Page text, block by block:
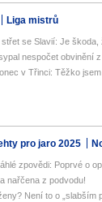
Liga mistrů
se Slavií: Je škoda,
nespočet obvinění
v Třinci: Těžko
pro jaro 2025
zpovědi: Poprvé o
nařčena z podvodu!
Není to o „slabším